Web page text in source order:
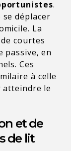
.
se déplacer
La
courtes
passive, en
Ces
à celle
atteindre le
et de
de lit